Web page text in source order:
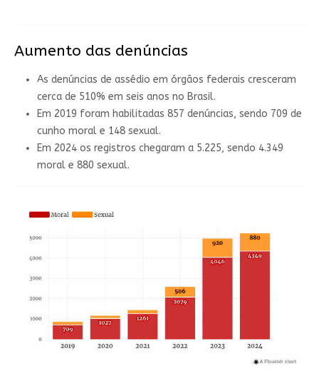
Aumento das denúncias
As denúncias de assédio em órgãos federais cresceram
cerca de 510% em seis anos no Brasil.
Em 2019 foram habilitadas 857 denúncias, sendo 709 de
cunho moral e 148 sexual.
Em 2024 os registros chegaram a 5.225, sendo 4.349
moral e 880 sexual.